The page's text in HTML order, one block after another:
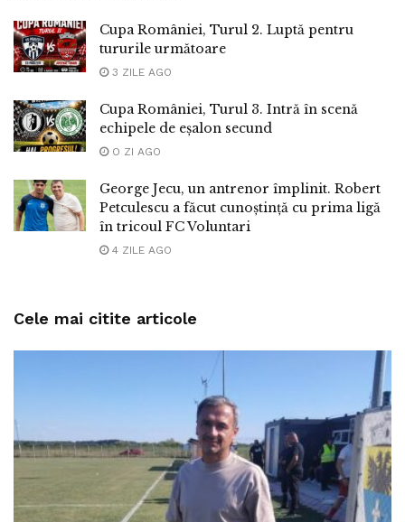
Cupa României, Turul 2. Luptă pentru
tururile următoare
3 ZILE AGO
Cupa României, Turul 3. Intră în scenă
echipele de eșalon secund
O ZI AGO
George Jecu, un antrenor împlinit. Robert
Petculescu a făcut cunoștință cu prima ligă
în tricoul FC Voluntari
4 ZILE AGO
Cele mai citite articole